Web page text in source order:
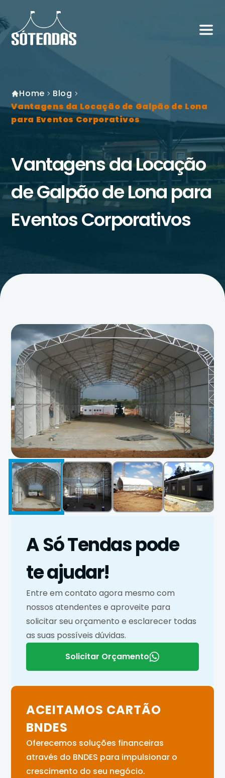
Home
Blog
Vantagens da Locação de Galpão de Lona
para Eventos Corporativos
Vantagens da Locação
de Galpão de Lona para
Eventos Corporativos
A Só Tendas pode
te ajudar!
Entre em contato agora mesmo com
nossos atendentes e aproveite para
solicitar seu orçamento e esclarecer todas
as suas possíveis dúvidas.
Solicitar Orçamento
ACEITAMOS CARTÃO
BNDES
Oferecemos soluções financeiras
através do BNDES para impulsionar o
crescimento do seu negócio.